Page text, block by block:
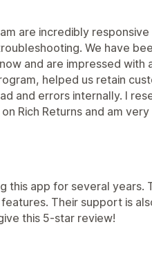
are incredibly
We have
and are impressed with
helped us retain
and errors internally. I
Rich Returns and am
this app for several years.
Their support is
this 5-star review!